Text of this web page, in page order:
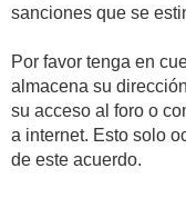
sanciones que se
Por favor tenga en
almacena su
su acceso al foro o
a internet. Esto solo
de este acuerdo.